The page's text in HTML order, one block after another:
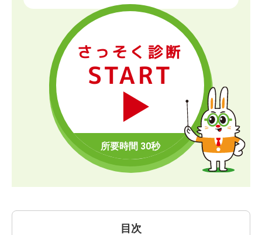
さっそく診断
START
目次